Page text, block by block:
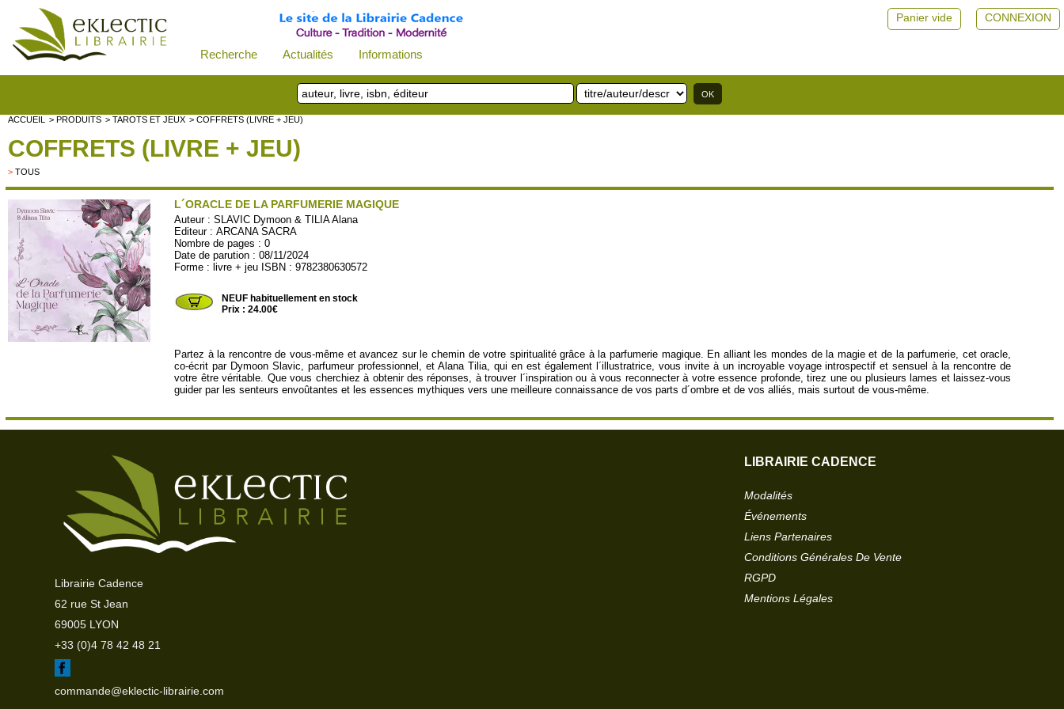
Recherche Actualités Informations
CONNEXION
Panier vide
ACCUEIL > PRODUITS > TAROTS ET JEUX > COFFRETS (LIVRE + JEU)
COFFRETS (LIVRE + JEU)
> TOUS
L´ORACLE DE LA PARFUMERIE MAGIQUE
Auteur :SLAVIC Dymoon & TILIA Alana
Editeur :ARCANA SACRA
Nombre de pages : 0
Date de parution : 08/11/2024
Forme : livre + jeu ISBN : 9782380630572
NEUF habituellement en stock
Prix : 24.00€
Partez à la rencontre de vous-même et avancez sur le chemin de votre spiritualité grâce à la parfumerie magique. En alliant les mondes de la magie et de la parfumerie, cet oracle,
co-écrit par Dymoon Slavic, parfumeur professionnel, et Alana Tilia, qui en est également l´illustratrice, vous invite à un incroyable voyage introspectif et sensuel à la rencontre de
votre être véritable. Que vous cherchiez à obtenir des réponses, à trouver l´inspiration ou à vous reconnecter à votre essence profonde, tirez une ou plusieurs lames et laissez-vous
guider par les senteurs envoûtantes et les essences mythiques vers une meilleure connaissance de vos parts d´ombre et de vos alliés, mais surtout de vous-même.
Librairie Cadence
62 rue St Jean
69005 LYON
+33 (0)4 78 42 48 21
commande@eklectic-librairie.com
LIBRAIRIE CADENCE
Modalités
Événements
Liens Partenaires
Conditions Générales De Vente
RGPD
Mentions Légales